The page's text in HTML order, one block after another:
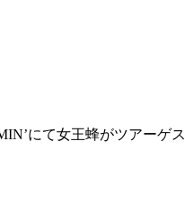
にて女王蜂がツアーゲ